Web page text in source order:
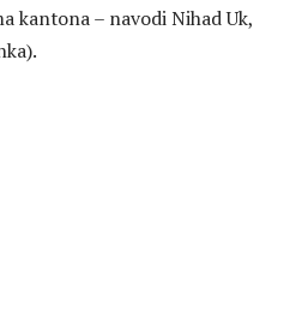
kantona – navodi Nihad Uk,